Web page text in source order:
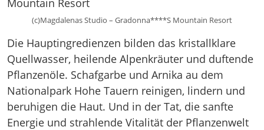
(c)Magdalenas Studio – Gradonna****S Mountain Resort
Die Hauptingredienzen bilden das kristallklare
Quellwasser, heilende Alpenkräuter und duftende
Pflanzenöle. Schafgarbe und Arnika au dem
Nationalpark Hohe Tauern reinigen, lindern und
beruhigen die Haut. Und in der Tat, die sanfte
Energie und strahlende Vitalität der Pflanzenwelt